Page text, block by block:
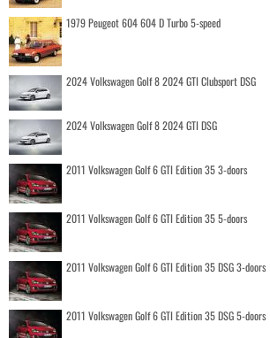
1979 Peugeot 604 604 D Turbo 5-speed
2024 Volkswagen Golf 8 2024 GTI Clubsport DSG
2024 Volkswagen Golf 8 2024 GTI DSG
2011 Volkswagen Golf 6 GTI Edition 35 3-doors
2011 Volkswagen Golf 6 GTI Edition 35 5-doors
2011 Volkswagen Golf 6 GTI Edition 35 DSG 3-doors
2011 Volkswagen Golf 6 GTI Edition 35 DSG 5-doors